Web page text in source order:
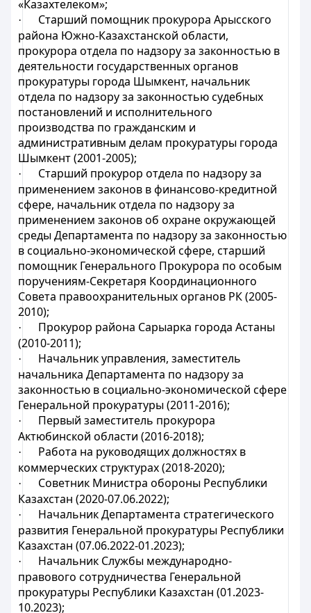
«Казахтелеком»;
·
Старший помощник прокурора Арысского
района Южно-Казахстанской области,
прокурора отдела по надзору за законностью в
деятельности государственных органов
прокуратуры города Шымкент, начальник
отдела по надзору за законностью судебных
постановлений и исполнительного
производства по гражданским и
административным делам прокуратуры города
Шымкент (2001-2005);
·
Старший прокурор отдела по надзору за
применением законов в финансово-кредитной
сфере, начальник отдела по надзору за
применением законов об охране окружающей
среды Департамента по надзору за законностью
в социально-экономической сфере, старший
помощник Генерального Прокурора по особым
поручениям-Секретаря Координационного
Совета правоохранительных органов РК (2005-
2010);
·
Прокурор района Сарыарка города Астаны
(2010-2011);
·
Начальник управления, заместитель
начальника Департамента по надзору за
законностью в социально-экономической сфере
Генеральной прокуратуры (2011-2016);
·
Первый заместитель прокурора
Актюбинской области (2016-2018);
·
Работа на руководящих должностях в
коммерческих структурах (2018-2020);
·
Советник Министра обороны Республики
Казахстан (2020-07.06.2022);
·
Начальник Департамента стратегического
развития Генеральной прокуратуры Республики
Казахстан (07.06.2022-01.2023);
·
Начальник Службы международно-
правового сотрудничества Генеральной
прокуратуры Республики Казахстан (01.2023-
10.2023);